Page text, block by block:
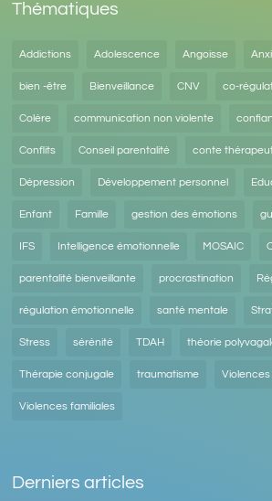
Thématiques
Addictions Adolescence Angoisse
bien -être Bienveillance CNV co-
Colère communication non violente
Conflits Conseil parentalité conte
Dépression Développement personnel
Enfant Famille gestion des émotions
IFS Intelligence émotionnelle MOSAIC
parentalité bienveillante procrastination
régulation émotionnelle santé mentale
Stress sérénité TDAH théorie
Thérapie conjugale traumatisme
Violences familiales
Derniers articles